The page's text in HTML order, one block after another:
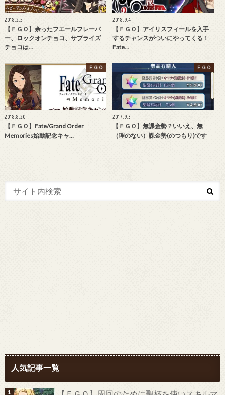
2018.2.5
【ＦＧＯ】余ったフエールフレーバ
ー、ロックオンチョコ、サプライズ
チョコは…
2018.9.4
【ＦＧＯ】アイリスフィールを入手
するチャンスがついにやってくる！
Fate…
ＦＧＯ
2018.8.20
【ＦＧＯ】Fate/Grand Order
Memories始動記念キャ…
ＦＧＯ
2017.9.3
【ＦＧＯ】無課金勢？いいえ、無
（理のない）課金勢(のつもり)です
人気記事一覧